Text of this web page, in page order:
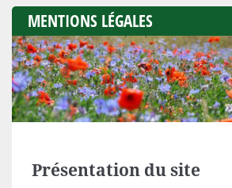
MENTIONS LÉGALES
Présentation du site